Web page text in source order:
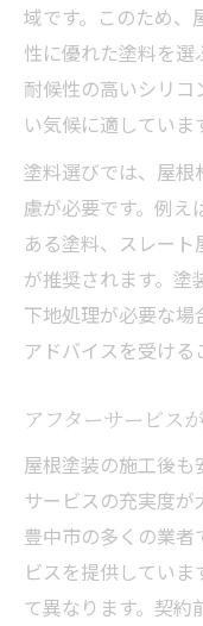
域です。このため、
性に優れた塗料を選
耐候性の高いシリ
い気候に適していま
塗料選びでは、屋
慮が必要です。例え
ある塗料、スレー
が推奨されます。塗
下地処理が必要な
アドバイスを受ける
アフターサービス
屋根塗装の施工後
サービスの充実度が
豊中市の多くの業
ビスを提供してい
て異なります。契約